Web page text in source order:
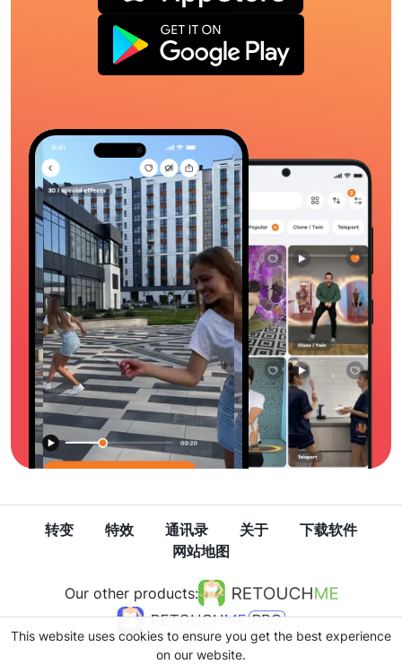
转变 特效 通讯录 关于
下载软件
网站地图
Our other products:
This website uses cookies to ensure you get the best experience
on our website.